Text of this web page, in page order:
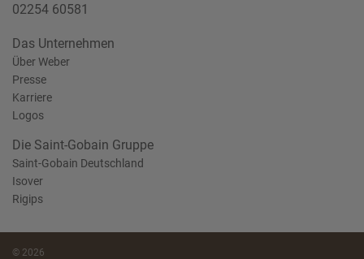
02254 60581
Das Unternehmen
Über Weber
Presse
Karriere
Logos
Die Saint-Gobain Gruppe
Saint-Gobain Deutschland
Isover
Rigips
© 2026